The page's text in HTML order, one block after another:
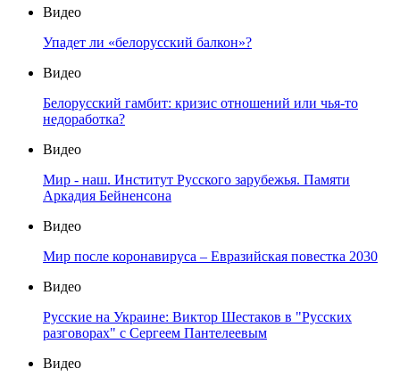
Видео
Упадет ли «белорусский балкон»?
Видео
Белорусский гамбит: кризис отношений или чья-то
недоработка?
Видео
Мир - наш. Институт Русского зарубежья. Памяти
Аркадия Бейненсона
Видео
Мир после коронавируса – Евразийская повестка 2030
Видео
Русские на Украине: Виктор Шестаков в "Русских
разговорах" с Сергеем Пантелеевым
Видео